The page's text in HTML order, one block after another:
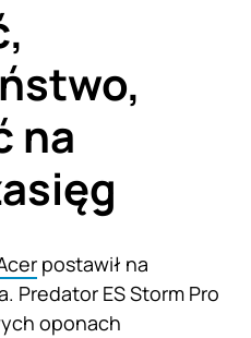
na
postawił na
Predator ES Storm Pro
oponach